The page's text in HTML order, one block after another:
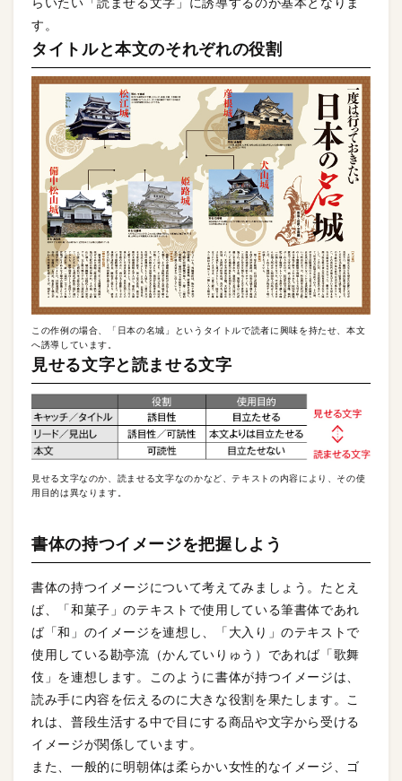
す。
タイトルと本文のそれぞれの役割
この作例の場合、「日本の名城」というタイトルで読者に興味を持たせ、本文
へ誘導しています。
見せる文字と読ませる文字
見せる文字なのか、読ませる文字なのかなど、テキストの内容により、その使
用目的は異なります。
書体の持つイメージを把握しよう
書体の持つイメージについて考えてみましょう。たとえ
ば、「和菓子」のテキストで使用している筆書体であれ
ば「和」のイメージを連想し、「大入り」のテキストで
使用している勘亭流（かんていりゅう）であれば「歌舞
伎」を連想します。このように書体が持つイメージは、
読み手に内容を伝えるのに大きな役割を果たします。こ
れは、普段生活する中で目にする商品や文字から受ける
イメージが関係しています。
また、一般的に明朝体は柔らかい女性的なイメージ、ゴ